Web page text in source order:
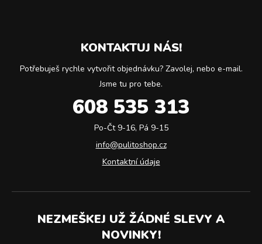
KONTAKTUJ NÁS!
Potřebuješ rychle vytvořit objednávku? Zavolej, nebo e-mail.
Jsme tu pro tebe.
608 535 313
Po-Čt 9-16, Pá 9-15
info@pulitoshop.cz
Kontaktní údaje
NEZMEŠKEJ UŽ ŽÁDNÉ SLEVY A
NOVINKY!